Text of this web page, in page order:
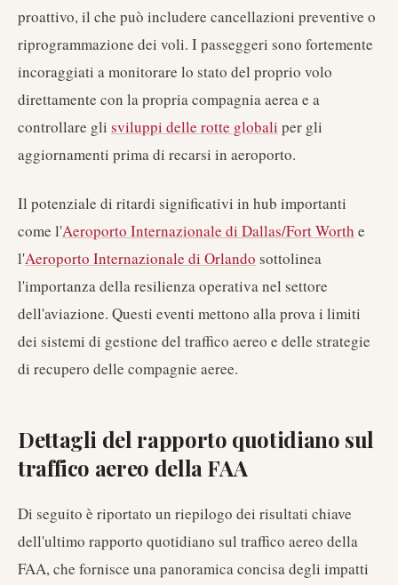
proattivo, il che può includere cancellazioni preventive o
riprogrammazione dei voli. I passeggeri sono fortemente
incoraggiati a monitorare lo stato del proprio volo
direttamente con la propria compagnia aerea e a
controllare gli sviluppi delle rotte globali per gli
aggiornamenti prima di recarsi in aeroporto.
Il potenziale di ritardi significativi in hub importanti
come l'Aeroporto Internazionale di Dallas/Fort Worth e
l'Aeroporto Internazionale di Orlando sottolinea
l'importanza della resilienza operativa nel settore
dell'aviazione. Questi eventi mettono alla prova i limiti
dei sistemi di gestione del traffico aereo e delle strategie
di recupero delle compagnie aeree.
Dettagli del rapporto quotidiano sul
traffico aereo della FAA
Di seguito è riportato un riepilogo dei risultati chiave
dell'ultimo rapporto quotidiano sul traffico aereo della
FAA, che fornisce una panoramica concisa degli impatti